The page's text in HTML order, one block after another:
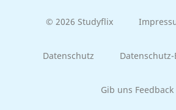
© 2026 Studyflix
Datenschutz
Gib uns Feedback